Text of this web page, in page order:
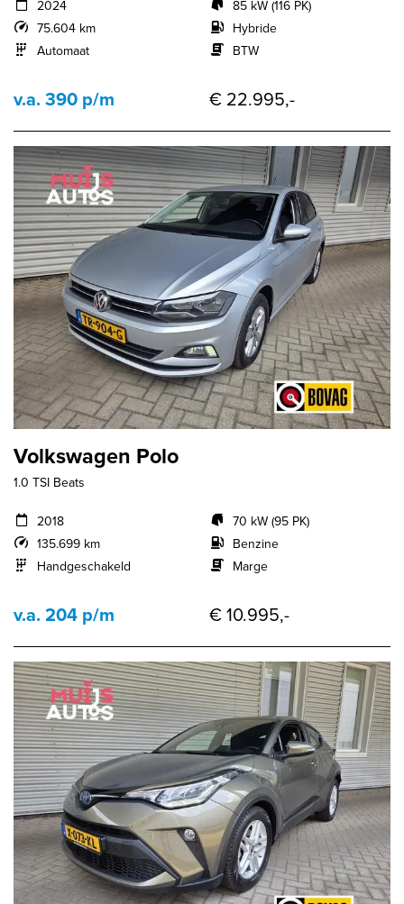
2024
75.604 km
Automaat
85 kW (116 PK)
Hybride
BTW
v.a. 390 p/m € 22.995,-
Volkswagen Polo
1.0 TSI Beats
2018
135.699 km
Handgeschakeld
70 kW (95 PK)
Benzine
Marge
v.a. 204 p/m € 10.995,-